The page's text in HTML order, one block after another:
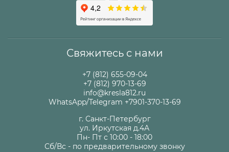
Свяжитесь с нами
+7 (812) 655-09-04
+7 (812) 970-13-69
info@kresla812.ru
WhatsApp/Telegram +7901-370-13-69
г. Санкт-Петербург
ул. Иркутская д.4А
Пн- Пт с 10:00 - 18:00
Сб/Вс - по предварительному звонку